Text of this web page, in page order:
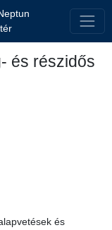
és részidős
és